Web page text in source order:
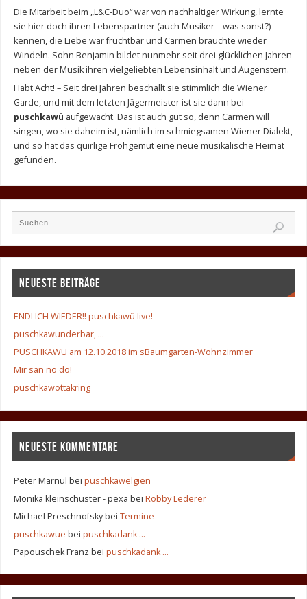
Die Mitarbeit beim „L&C-Duo“ war von nachhaltiger Wirkung, lernte
sie hier doch ihren Lebenspartner (auch Musiker – was sonst?)
kennen, die Liebe war fruchtbar und Carmen brauchte wieder
Windeln. Sohn Benjamin bildet nunmehr seit drei glücklichen Jahren
neben der Musik ihren vielgeliebten Lebensinhalt und Augenstern.
Habt Acht! – Seit drei Jahren beschallt sie stimmlich die Wiener
Garde, und mit dem letzten Jägermeister ist sie dann bei
puschkawü aufgewacht. Das ist auch gut so, denn Carmen will
singen, wo sie daheim ist, nämlich im schmiegsamen Wiener Dialekt,
und so hat das quirlige Frohgemüt eine neue musikalische Heimat
gefunden.
NEUESTE BEITRÄGE
ENDLICH WIEDER!! puschkawü live!
puschkawunderbar, …
PUSCHKAWÜ am 12.10.2018 im sBaumgarten-Wohnzimmer
Mir san no do!
puschkawottakring
NEUESTE KOMMENTARE
Peter Marnul beipuschkawelgien
Monika kleinschuster - pexa beiRobby Lederer
Michael PreschnofskybeiTermine
puschkawue beipuschkadank …
Papouschek Franz beipuschkadank …